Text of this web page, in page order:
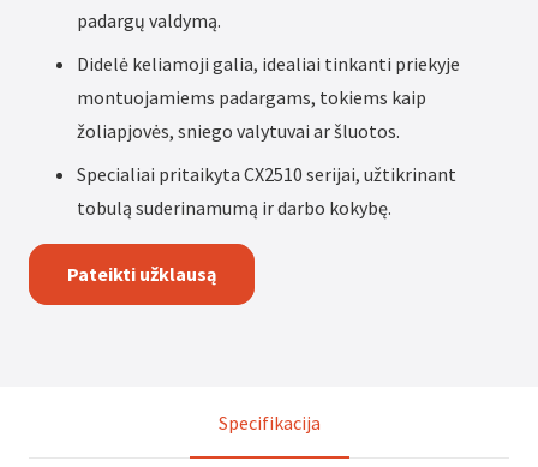
padargų valdymą.
Didelė keliamoji galia, idealiai tinkanti priekyje
montuojamiems padargams, tokiems kaip
žoliapjovės, sniego valytuvai ar šluotos.
Specialiai pritaikyta CX2510 serijai, užtikrinant
tobulą suderinamumą ir darbo kokybę.
Pateikti užklausą
Specifikacija